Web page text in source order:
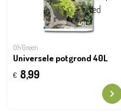
Oh'Green
Universele potgrond 40L
€ 8,99